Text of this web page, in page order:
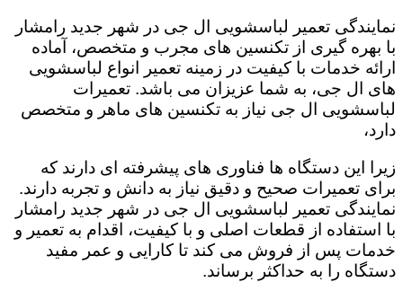
نمایندگی تعمیر لباسشویی ال جی در شهر جدید رامشار
با بهره گیری از تکنسین های مجرب و متخصص، آماده
ارائه خدمات با کیفیت در زمینه تعمیر انواع لباسشویی
های ال جی، به شما عزیزان می باشد. تعمیرات
لباسشویی ال جی نیاز به تکنسین های ماهر و متخصص
دارد،
زیرا این دستگاه ها فناوری های پیشرفته ای دارند که
برای تعمیرات صحیح و دقیق نیاز به دانش و تجربه دارند.
نمایندگی تعمیر لباسشویی ال جی در شهر جدید رامشار
با استفاده از قطعات اصلی و با کیفیت، اقدام به تعمیر و
خدمات پس از فروش می کند تا کارایی و عمر مفید
دستگاه را به حداکثر برساند.